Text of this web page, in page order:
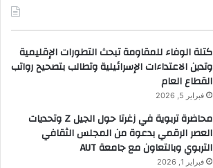
كتلة الوفاء للمقاومة تبحث التطورات الإقليمية
وتدين الاعتداءات الإسرائيلية وتطالب بتصحيح رواتب
القطاع العام
فبراير 5, 2026
محاضرة تربوية في زغرتا حول الجيل Z وتحديات
العصر الرقمي بدعوة من المجلس الثقافي
التربوي وبالتعاون مع جامعة AUT
فبراير 1, 2026